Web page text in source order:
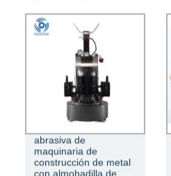
abrasiva de
maquinaria de
construcción de metal
con almohadilla de